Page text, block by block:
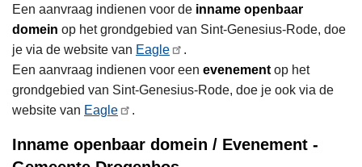
Een aanvraag indienen voor de inname openbaar
domein op het grondgebied van Sint-Genesius-Rode, doe
je via de website van Eagle
.
Een aanvraag indienen voor een evenement op het
grondgebied van Sint-Genesius-Rode, doe je ook via de
website van Eagle .
Inname openbaar domein / Evenement -